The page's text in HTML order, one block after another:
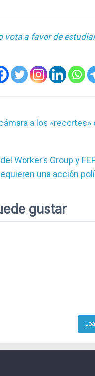
vota a favor de
a los
Worker’s Group y
una acción
gustar